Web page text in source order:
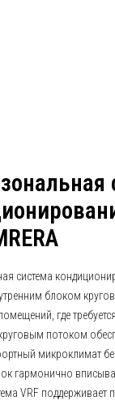
система
блоком
где
потоком
микроклимат
гармонично
VRF